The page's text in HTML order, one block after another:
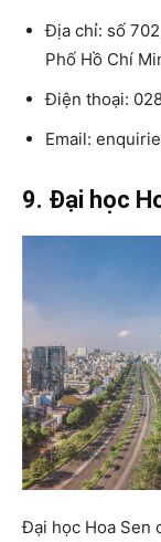
Địa chỉ: số
Phố Hồ Chí
Điện thoại:
Email:
9. Đại học
Đại học Hoa Sen